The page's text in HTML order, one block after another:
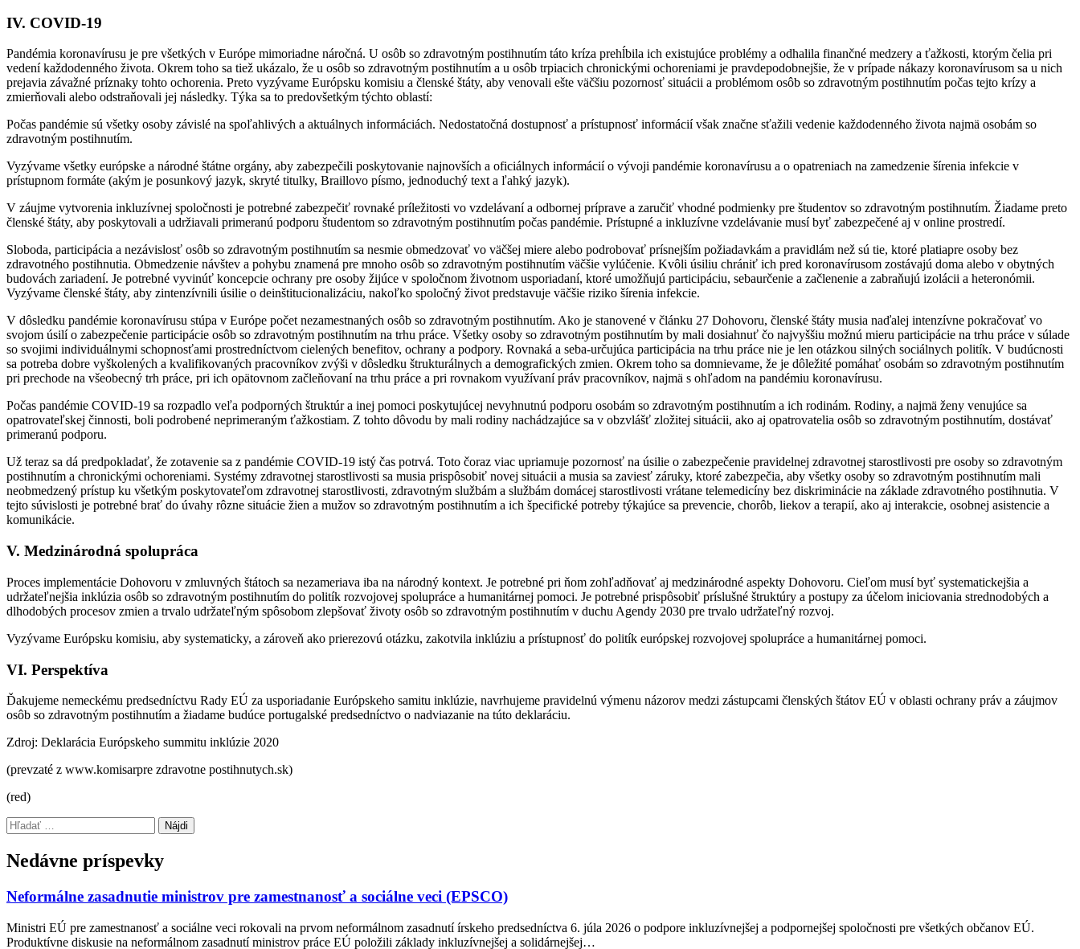
IV. COVID-19
Pandémia koronavírusu je pre všetkých v Európe mimoriadne náročná. U osôb so zdravotným postihnutím táto kríza prehĺbila ich existujúce problémy a odhalila finančné medzery a ťažkosti, ktorým čelia pri
vedení každodenného života. Okrem toho sa tiež ukázalo, že u osôb so zdravotným postihnutím a u osôb trpiacich chronickými ochoreniami je pravdepodobnejšie, že v prípade nákazy koronavírusom sa u nich
prejavia závažné príznaky tohto ochorenia. Preto vyzývame Európsku komisiu a členské štáty, aby venovali ešte väčšiu pozornosť situácii a problémom osôb so zdravotným postihnutím počas tejto krízy a
zmierňovali alebo odstraňovali jej následky. Týka sa to predovšetkým týchto oblastí:
Počas pandémie sú všetky osoby závislé na spoľahlivých a aktuálnych informáciách. Nedostatočná dostupnosť a prístupnosť informácií však značne sťažili vedenie každodenného života najmä osobám so
zdravotným postihnutím.
Vyzývame všetky európske a národné štátne orgány, aby zabezpečili poskytovanie najnovších a oficiálnych informácií o vývoji pandémie koronavírusu a o opatreniach na zamedzenie šírenia infekcie v
prístupnom formáte (akým je posunkový jazyk, skryté titulky, Braillovo písmo, jednoduchý text a ľahký jazyk).
V záujme vytvorenia inkluzívnej spoločnosti je potrebné zabezpečiť rovnaké príležitosti vo vzdelávaní a odbornej príprave a zaručiť vhodné podmienky pre študentov so zdravotným postihnutím. Žiadame preto
členské štáty, aby poskytovali a udržiavali primeranú podporu študentom so zdravotným postihnutím počas pandémie. Prístupné a inkluzívne vzdelávanie musí byť zabezpečené aj v online prostredí.
Sloboda, participácia a nezávislosť osôb so zdravotným postihnutím sa nesmie obmedzovať vo väčšej miere alebo podrobovať prísnejším požiadavkám a pravidlám než sú tie, ktoré platiapre osoby bez
zdravotného postihnutia. Obmedzenie návštev a pohybu znamená pre mnoho osôb so zdravotným postihnutím väčšie vylúčenie. Kvôli úsiliu chrániť ich pred koronavírusom zostávajú doma alebo v obytných
budovách zariadení. Je potrebné vyvinúť koncepcie ochrany pre osoby žijúce v spoločnom životnom usporiadaní, ktoré umožňujú participáciu, sebaurčenie a začlenenie a zabraňujú izolácii a heteronómii.
Vyzývame členské štáty, aby zintenzívnili úsilie o deinštitucionalizáciu, nakoľko spoločný život predstavuje väčšie riziko šírenia infekcie.
V dôsledku pandémie koronavírusu stúpa v Európe počet nezamestnaných osôb so zdravotným postihnutím. Ako je stanovené v článku 27 Dohovoru, členské štáty musia naďalej intenzívne pokračovať vo
svojom úsilí o zabezpečenie participácie osôb so zdravotným postihnutím na trhu práce. Všetky osoby so zdravotným postihnutím by mali dosiahnuť čo najvyššiu možnú mieru participácie na trhu práce v súlade
so svojimi individuálnymi schopnosťami prostredníctvom cielených benefitov, ochrany a podpory. Rovnaká a seba-určujúca participácia na trhu práce nie je len otázkou silných sociálnych politík. V budúcnosti
sa potreba dobre vyškolených a kvalifikovaných pracovníkov zvýši v dôsledku štrukturálnych a demografických zmien. Okrem toho sa domnievame, že je dôležité pomáhať osobám so zdravotným postihnutím
pri prechode na všeobecný trh práce, pri ich opätovnom začleňovaní na trhu práce a pri rovnakom využívaní práv pracovníkov, najmä s ohľadom na pandémiu koronavírusu.
Počas pandémie COVID-19 sa rozpadlo veľa podporných štruktúr a inej pomoci poskytujúcej nevyhnutnú podporu osobám so zdravotným postihnutím a ich rodinám. Rodiny, a najmä ženy venujúce sa
opatrovateľskej činnosti, boli podrobené neprimeraným ťažkostiam. Z tohto dôvodu by mali rodiny nachádzajúce sa v obzvlášť zložitej situácii, ako aj opatrovatelia osôb so zdravotným postihnutím, dostávať
primeranú podporu.
Už teraz sa dá predpokladať, že zotavenie sa z pandémie COVID-19 istý čas potrvá. Toto čoraz viac upriamuje pozornosť na úsilie o zabezpečenie pravidelnej zdravotnej starostlivosti pre osoby so zdravotným
postihnutím a chronickými ochoreniami. Systémy zdravotnej starostlivosti sa musia prispôsobiť novej situácii a musia sa zaviesť záruky, ktoré zabezpečia, aby všetky osoby so zdravotným postihnutím mali
neobmedzený prístup ku všetkým poskytovateľom zdravotnej starostlivosti, zdravotným službám a službám domácej starostlivosti vrátane telemedicíny bez diskriminácie na základe zdravotného postihnutia. V
tejto súvislosti je potrebné brať do úvahy rôzne situácie žien a mužov so zdravotným postihnutím a ich špecifické potreby týkajúce sa prevencie, chorôb, liekov a terapií, ako aj interakcie, osobnej asistencie a
komunikácie.
V. Medzinárodná spolupráca
Proces implementácie Dohovoru v zmluvných štátoch sa nezameriava iba na národný kontext. Je potrebné pri ňom zohľadňovať aj medzinárodné aspekty Dohovoru. Cieľom musí byť systematickejšia a
udržateľnejšia inklúzia osôb so zdravotným postihnutím do politík rozvojovej spolupráce a humanitárnej pomoci. Je potrebné prispôsobiť príslušné štruktúry a postupy za účelom iniciovania strednodobých a
dlhodobých procesov zmien a trvalo udržateľným spôsobom zlepšovať životy osôb so zdravotným postihnutím v duchu Agendy 2030 pre trvalo udržateľný rozvoj.
Vyzývame Európsku komisiu, aby systematicky, a zároveň ako prierezovú otázku, zakotvila inklúziu a prístupnosť do politík európskej rozvojovej spolupráce a humanitárnej pomoci.
VI. Perspektíva
Ďakujeme nemeckému predsedníctvu Rady EÚ za usporiadanie Európskeho samitu inklúzie, navrhujeme pravidelnú výmenu názorov medzi zástupcami členských štátov EÚ v oblasti ochrany práv a záujmov
osôb so zdravotným postihnutím a žiadame budúce portugalské predsedníctvo o nadviazanie na túto deklaráciu.
Zdroj: Deklarácia Európskeho summitu inklúzie 2020
(prevzaté z www.komisarpre zdravotne postihnutych.sk)
(red)
Preskočiť
späť
na
hlavnú
Hľadať:
Nedávne príspevky
Neformálne zasadnutie ministrov pre zamestnanosť a sociálne veci (EPSCO)
Ministri EÚ pre zamestnanosť a sociálne veci rokovali na prvom neformálnom zasadnutí írskeho predsedníctva 6. júla 2026 o podpore inkluzívnejšej a podpornejšej spoločnosti pre všetkých občanov EÚ.
Produktívne diskusie na neformálnom zasadnutí ministrov práce EÚ položili základy inkluzívnejšej a solidárnejšej…